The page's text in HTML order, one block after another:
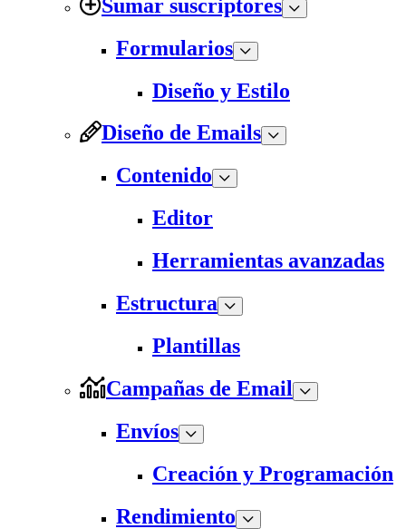
Sumar suscriptores
Formularios
Diseño y Estilo
Diseño de Emails
Contenido
Editor
Herramientas avanzadas
Estructura
Plantillas
Campañas de Email
Envíos
Creación y Programación
Rendimiento